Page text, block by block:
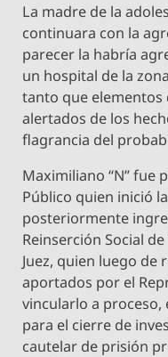
La madre de la
continuara con la
parecer la habría
un hospital de la
tanto que elementos
alertados de los
flagrancia del
Maximiliano “N” fue
Público quien inició
posteriormente
Reinserción Social
Juez, quien luego de
aportados por el
vincularlo a proceso,
para el cierre de
cautelar de prisión